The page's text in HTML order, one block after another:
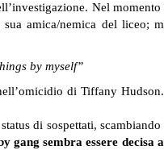
Nel
amica/nemica del liceo;
by myself”
di Tiffany
di sospettati,
gang sembra essere decisa